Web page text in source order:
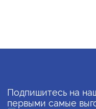
Подпишитесь на
первыми самые